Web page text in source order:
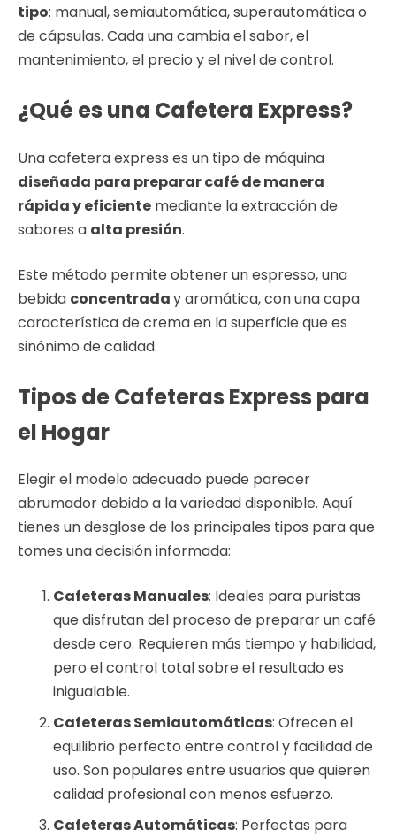
tipo: manual, semiautomática, superautomática o
de cápsulas. Cada una cambia el sabor, el
mantenimiento, el precio y el nivel de control.
¿Qué es una Cafetera Express?
Una cafetera express es un tipo de máquina
diseñada para preparar café de manera
rápida y eficiente mediante la extracción de
sabores a alta presión.
Este método permite obtener un espresso, una
bebida concentraday aromática, con una capa
característica de crema en la superficie que es
sinónimo de calidad.
Tipos de Cafeteras Express para
el Hogar
Elegir el modelo adecuado puede parecer
abrumador debido a la variedad disponible. Aquí
tienes un desglose de los principales tipos para que
tomes una decisión informada:
Cafeteras Manuales: Ideales para puristas
que disfrutan del proceso de preparar un café
desde cero. Requieren más tiempo y habilidad,
pero el control total sobre el resultado es
inigualable.
Cafeteras Semiautomáticas: Ofrecen el
equilibrio perfecto entre control y facilidad de
uso. Son populares entre usuarios que quieren
calidad profesional con menos esfuerzo.
Cafeteras Automáticas: Perfectas para